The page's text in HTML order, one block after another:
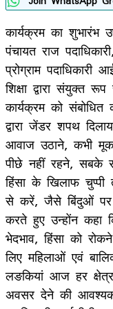
कार्यक्रम का शुभारंभ
पंचायत राज
प्रोग्राम पदाधिकारी
शिक्षा द्वारा संयुक्त
कार्यक्रम को
द्वारा जेंडर शपथ
आवाज उठाने, कभी
पीछे नहीं रहने, सबके
हिंसा के खिलाफ
से करें, जैसे बिंदुओं पर
करते हुए उन्होंन कहा
भेदभाव, हिंसा को
लिए महिलाओं एवं
लङकियां आज हर
अवसर देने की